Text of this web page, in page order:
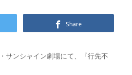
Share
サンシャイン劇場にて、『行先不